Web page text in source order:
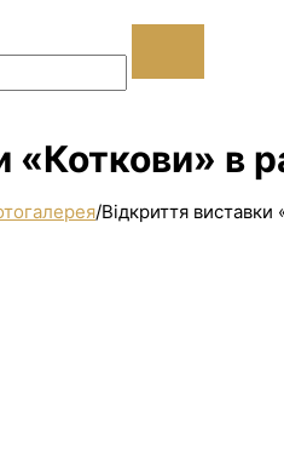
«Коткови» в
/Відкриття виставки